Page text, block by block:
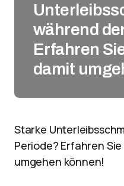
während
Erfahren
damit
Starke
Periode? Erfahren
umgehen können!